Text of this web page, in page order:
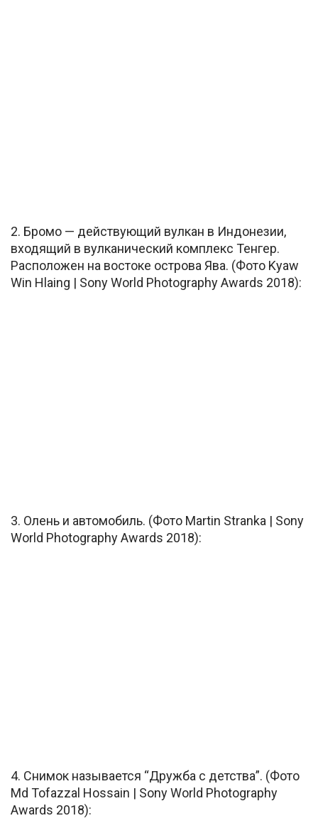
2. Бромо — действующий вулкан в Индонезии,
входящий в вулканический комплекс Тенгер.
Расположен на востоке острова Ява. (Фото Kyaw
Win Hlaing | Sony World Photography Awards 2018):
3. Олень и автомобиль. (Фото Martin Stranka | Sony
World Photography Awards 2018):
4. Снимок называется “Дружба с детства”. (Фото
Md Tofazzal Hossain | Sony World Photography
Awards 2018):